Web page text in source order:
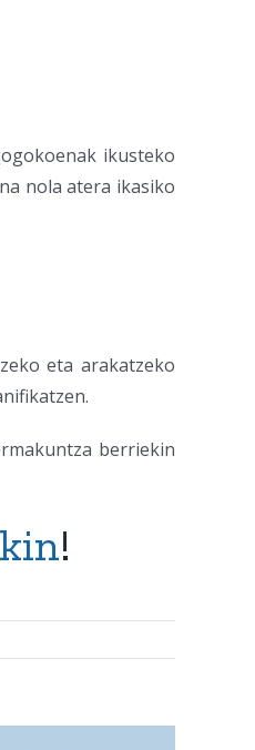
ikusteko
nola atera ikasiko
eta arakatzeko
berriekin
!